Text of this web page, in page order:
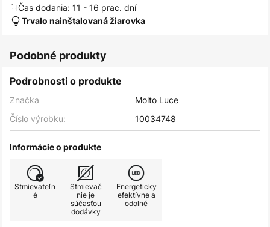
Čas dodania: 11 - 16 prac. dní
Trvalo nainštalovaná žiarovka
Podobné produkty
Podrobnosti o produkte
Značka
Molto Luce
Číslo výrobku:
10034748
Informácie o produkte
Stmievateľn
é
Stmievač
nie je
súčasťou
dodávky
Energeticky
efektívne a
odolné